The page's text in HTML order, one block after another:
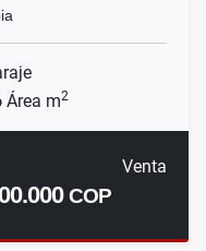
Área m2
Venta
COP